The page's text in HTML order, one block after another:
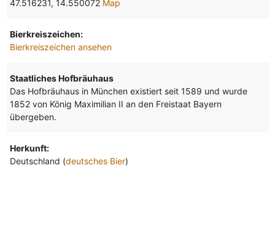
47.516231, 14.550072 Map
Bierkreiszeichen:
Bierkreiszeichen ansehen
Staatliches Hofbräuhaus
Das Hofbräuhaus in München existiert seit 1589 und wurde
1852 von König Maximilian II an den Freistaat Bayern
übergeben.
Herkunft:
Deutschland (deutsches Bier)